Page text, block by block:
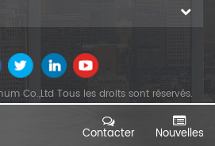
Co.,Ltd Tous les droits sont réservés.
Nouvelles
Contacter